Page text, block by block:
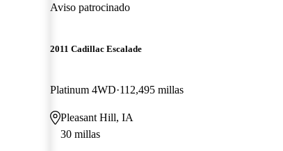
Aviso patrocinado
2011 Cadillac Escalade
Platinum 4WD 112,495 millas
Pleasant Hill, IA
30 millas